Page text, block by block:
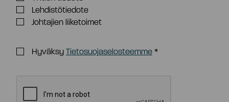
Lehdistötiedote
Johtajien liiketoimet
Hyväksy Tietosuojaselosteemme*